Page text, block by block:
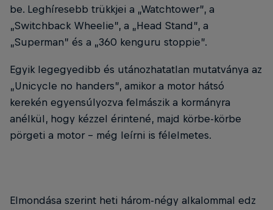
be. Leghíresebb trükkjei a „Watchtower”, a
„Switchback Wheelie”, a „Head Stand”, a
„Superman” és a „360 kenguru stoppie”.
Egyik legegyedibb és utánozhatatlan mutatványa az
„Unicycle no handers”, amikor a motor hátsó
kerekén egyensúlyozva felmászik a kormányra
anélkül, hogy kézzel érintené, majd körbe-körbe
pörgeti a motor – még leírni is félelmetes.
Elmondása szerint heti három-négy alkalommal edz